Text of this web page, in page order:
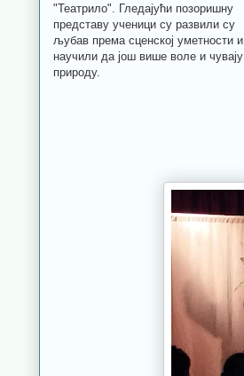
"Театрилo". Гледајући позоришну
представу ученици су развили су
љубав према сценској уметности и
научили да још више воле и чувају
природу.